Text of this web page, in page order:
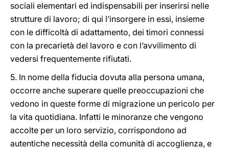
sociali elementari ed indispensabili per inserirsi nelle
strutture di lavoro; di qui l’insorgere in essi, insieme
con le difficoltà di adattamento, dei timori connessi
con la precarietà del lavoro e con l’avvilimento di
vedersi frequentemente rifiutati.
5. In nome della fiducia dovuta alla persona umana,
occorre anche superare quelle preoccupazioni che
vedono in queste forme di migrazione un pericolo per
la vita quotidiana. Infatti le minoranze che vengono
accolte per un loro servizio, corrispondono ad
autentiche necessità della comunità di accoglienza, e